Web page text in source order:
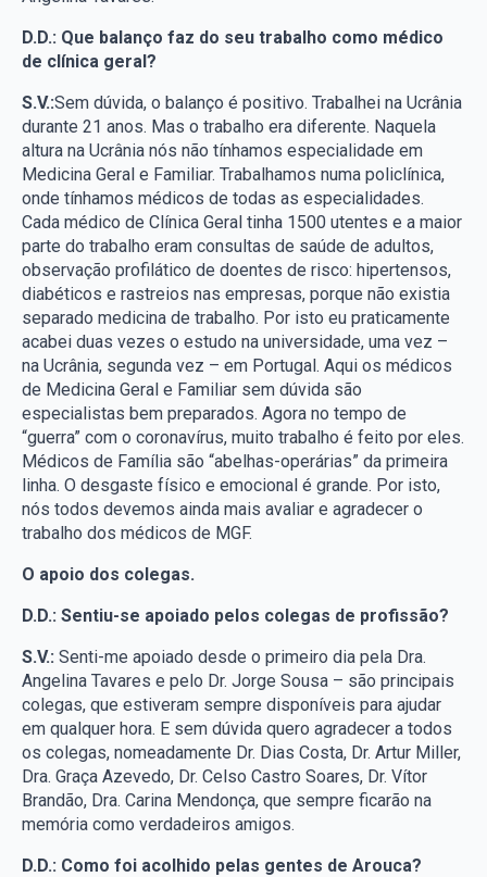
D.D.: Que balanço faz do seu trabalho como médico
de clínica geral?
S.V.:Sem dúvida, o balanço é positivo. Trabalhei na Ucrânia
durante 21 anos. Mas o trabalho era diferente. Naquela
altura na Ucrânia nós não tínhamos especialidade em
Medicina Geral e Familiar. Trabalhamos numa policlínica,
onde tínhamos médicos de todas as especialidades.
Cada médico de Clínica Geral tinha 1500 utentes e a maior
parte do trabalho eram consultas de saúde de adultos,
observação profilático de doentes de risco: hipertensos,
diabéticos e rastreios nas empresas, porque não existia
separado medicina de trabalho. Por isto eu praticamente
acabei duas vezes o estudo na universidade, uma vez –
na Ucrânia, segunda vez – em Portugal. Aqui os médicos
de Medicina Geral e Familiar sem dúvida são
especialistas bem preparados. Agora no tempo de
“guerra” com o coronavírus, muito trabalho é feito por eles.
Médicos de Família são “abelhas-operárias” da primeira
linha. O desgaste físico e emocional é grande. Por isto,
nós todos devemos ainda mais avaliar e agradecer o
trabalho dos médicos de MGF.
O apoio dos colegas.
D.D.: Sentiu-se apoiado pelos colegas de profissão?
S.V.: Senti-me apoiado desde o primeiro dia pela Dra.
Angelina Tavares e pelo Dr. Jorge Sousa – são principais
colegas, que estiveram sempre disponíveis para ajudar
em qualquer hora. E sem dúvida quero agradecer a todos
os colegas, nomeadamente Dr. Dias Costa, Dr. Artur Miller,
Dra. Graça Azevedo, Dr. Celso Castro Soares, Dr. Vítor
Brandão, Dra. Carina Mendonça, que sempre ficarão na
memória como verdadeiros amigos.
D.D.: Como foi acolhido pelas gentes de Arouca?